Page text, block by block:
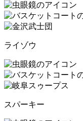
ライゾウ
スパーキー